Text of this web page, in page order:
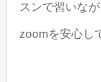
スンで習いなが
zoomを安心し